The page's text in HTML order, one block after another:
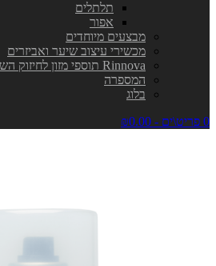
תלתלים
אפור
מבצעים מיוחדים
מכשירי עיצוב שיער ואביזרים
Rinnova תוספי מזון לחיזוק השיער
המספרה
בלוג
0 פריט\ים - ₪0.00